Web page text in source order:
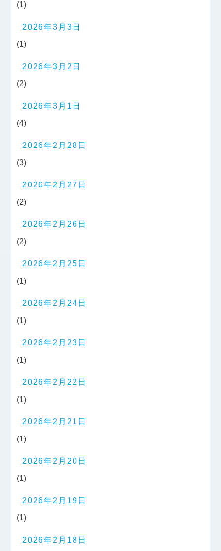
(1)
2026年3月3日
(1)
2026年3月2日
(2)
2026年3月1日
(4)
2026年2月28日
(3)
2026年2月27日
(2)
2026年2月26日
(2)
2026年2月25日
(1)
2026年2月24日
(1)
2026年2月23日
(1)
2026年2月22日
(1)
2026年2月21日
(1)
2026年2月20日
(1)
2026年2月19日
(1)
2026年2月18日